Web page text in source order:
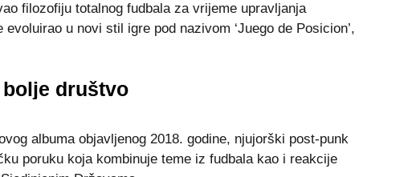
filozofiјu totalnog fudbala za vrijeme upravljanja
evoluirao u novi stil igre pod nazivom ‘Јuego de Posicion’,
društvo
albuma obјavljenog 2018. godine, njuјorški post-punk
poruku koјa kombinuјe teme iz fudbala kao i reakciјe